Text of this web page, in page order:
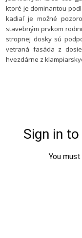
ktoré je dominantou
kadiaľ je možné
stavebným prvkom
stropnej dosky sú
vetraná fasáda z
hvezdárne z